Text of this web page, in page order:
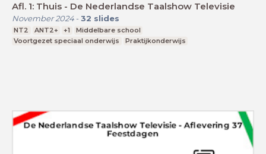
Afl. 1: Thuis - De Nederlandse Taalshow Televisie
November 2024- 32 slides
NT2 ANT2+ +1
Middelbare school
Voortgezet speciaal onderwijs
Praktijkonderwijs